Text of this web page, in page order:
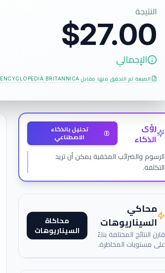
النتيجة
$27.00
الإجمالي
الصيغة تم التحقق منها مقابل ENCYCLOPEDIA BRITANNICA
رؤى
الذكاء
تحليل بالذكاء
الاصطناعي
الرسوم والضرائب المخفية يمكن أن تزيد
التكلفة.
محاكي
السيناريوهات
قارن النتائج المختلفة بناءً
على مستويات المخاطرة.
محاكاة
السيناريوهات